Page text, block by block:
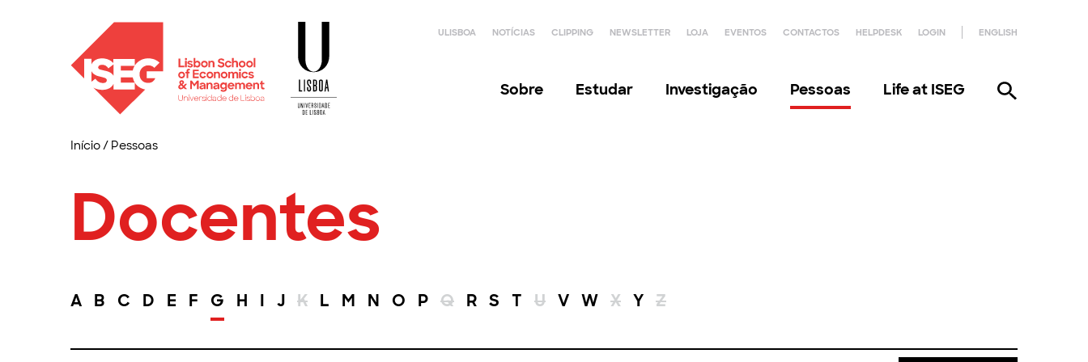
ULISBOA NOTÍCIAS CLIPPING NEWSLETTER LOJA EVENTOS CONTACTOS HELPDESK LOGIN ENGLISH
Sobre Estudar Investigação Pessoas Life at ISEG
Início/ Pessoas
Docentes
A B C D E F G H I J K L M N O P Q R S T U V W X Y Z